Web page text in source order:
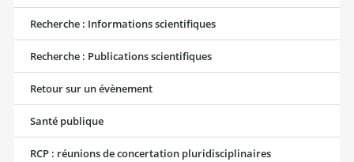
Recherche : Informations scientifiques
Recherche : Publications scientifiques
Retour sur un évènement
Santé publique
RCP : réunions de concertation pluridisciplinaires